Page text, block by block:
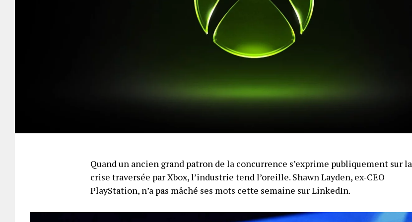
Quand un ancien grand patron de la concurrence s’exprime publiquement sur la
crise traversée par Xbox, l’industrie tend l’oreille. Shawn Layden, ex-CEO
PlayStation, n’a pas mâché ses mots cette semaine sur LinkedIn.